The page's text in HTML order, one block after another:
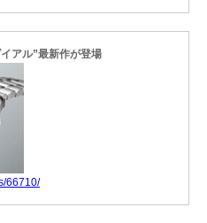
アル”最新作が登場
66710/